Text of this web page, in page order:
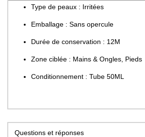
Type de peaux : Irritées
Emballage : Sans opercule
Durée de conservation : 12M
Zone ciblée : Mains & Ongles, Pieds
Conditionnement : Tube 50ML
Questions et réponses